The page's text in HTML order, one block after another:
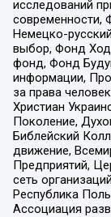
исследований
современности,
Немецко-
выбор, Фонд
фонд, Фонд
информации,
за права
Христиан
Поколение,
Библейский
движение,
Предприятий,
сеть
Республика
Ассоциация